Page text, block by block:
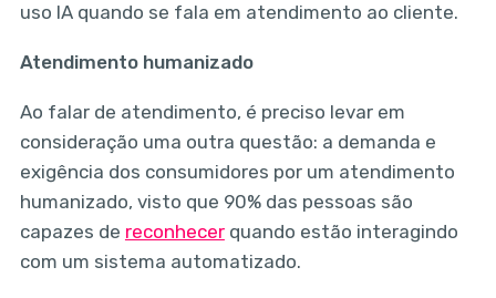
uso IA quando se fala em atendimento ao cliente.
Atendimento humanizado
Ao falar de atendimento, é preciso levar em
consideração uma outra questão: a demanda e
exigência dos consumidores por um atendimento
humanizado, visto que 90% das pessoas são
capazes de reconhecerquando estão interagindo
com um sistema automatizado.